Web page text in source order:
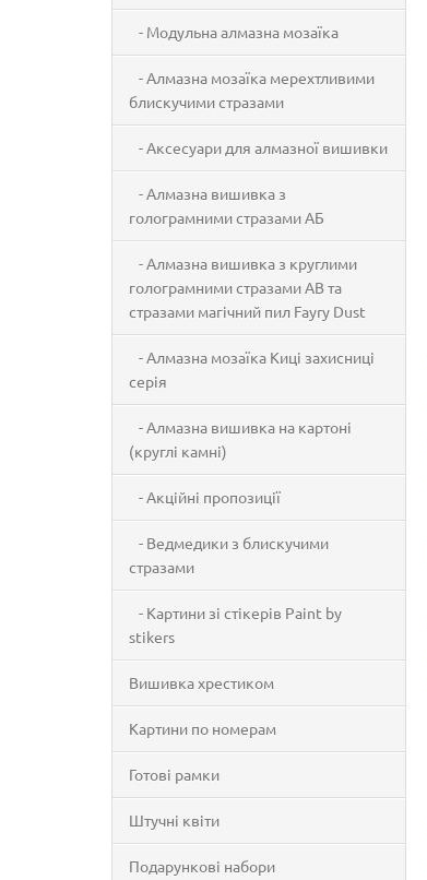
- Модульна алмазна мозаїка
- Алмазна мозаїка мерехтливими
блискучими стразами
- Аксесуари для алмазної вишивки
- Алмазна вишивка з
голограмними стразами АБ
- Алмазна вишивка з круглими
голограмними стразами AB та
стразами магічний пил Fayry Dust
- Алмазна мозаїка Киці захисниці
серія
- Алмазна вишивка на картоні
(круглі камні)
- Акційні пропозиції
- Ведмедики з блискучими
стразами
- Картини зі стікерів Paint by
stikers
Вишивка хрестиком
Картини по номерам
Готові рамки
Штучні квіти
Подарункові набори